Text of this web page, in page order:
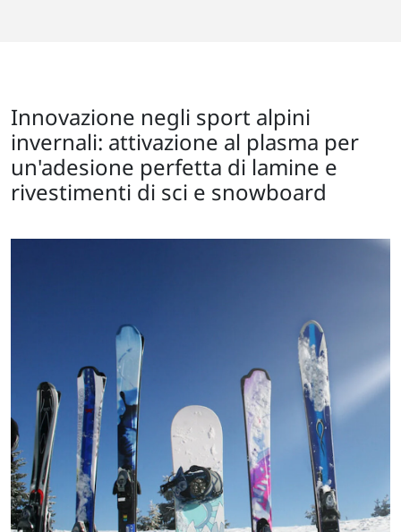
Innovazione negli sport alpini
invernali: attivazione al plasma per
un'adesione perfetta di lamine e
rivestimenti di sci e snowboard